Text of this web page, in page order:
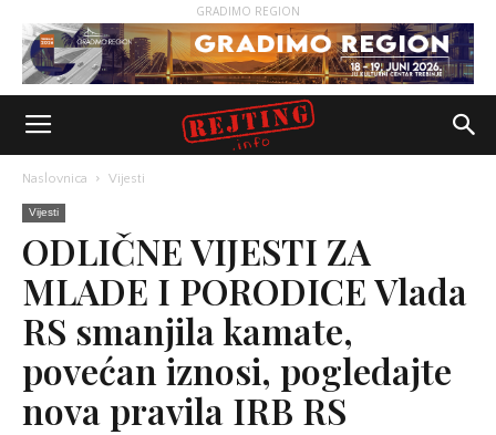
GRADIMO REGION
Naslovnica Vijesti
Vijesti
ODLIČNE VIJESTI ZA
MLADE I PORODICE Vlada
RS smanjila kamate,
povećan iznosi, pogledajte
nova pravila IRB RS